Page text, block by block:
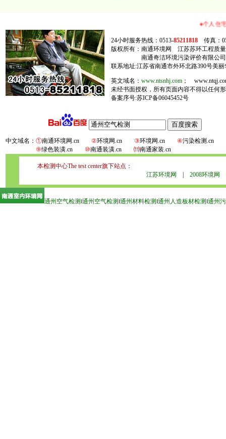
●个人住宅
24小时服务热线：0513-85211818 传真：
版权所有：南通环境网 江苏苏环工程质
南通奇洁环境污染评价有限公司
联系地址:江苏省南通市外环北路390号美
英文域名： www.ntsnhj.com ；
未经书面授权，所有页面内容不得以任何
备案序号:苏ICP备06045452号
中文域名： ①南通环境网.cn ②环境网.cn ③环境网.cn ④污染检测.cn
⑨绿色装潢.cn ⑩南通装潢.cn ⑾南通家装.cn
本检测中心The test center旗下站点：
江苏环境网
2008环境网
通州空气检测‖通州空气检测‖通州材料检测‖通州人造板材检测‖通州